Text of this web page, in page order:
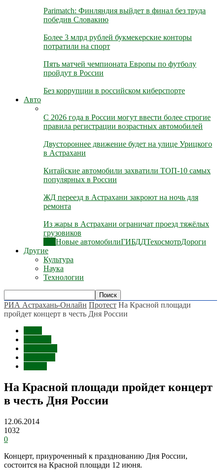
Parimatch: Финляндия выйдет в финал без труда
победив Словакию
Более 3 млрд рублей букмекерские конторы
потратили на спорт
Пять матчей чемпионата Европы по футболу
пройдут в России
Без коррупции в российском киберспорте
Авто
С 2026 года в России могут ввести более строгие
правила регистрации возрастных автомобилей
Двустороннее движение будет на улице Урицкого
в Астрахани
Китайские автомобили захватили ТОП-10 самых
популярных в России
ЖД переезд в Астрахани закроют на ночь для
ремонта
Из жары в Астрахани ограничат проезд тяжёлых
грузовиков
Новые автомобилиГИБДДТехосмотрДороги
Другие
Культура
Наука
Технологии
РИА Астрахань-Онлайн Протест На Красной площади
пройдет концерт в честь Дня России
На Красной площади пройдет концерт
в честь Дня России
12.06.2014
1032
0
Концерт, приуроченный к празднованию Дня России,
состоится на Красной площади 12 июня.